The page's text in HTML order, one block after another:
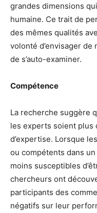
grandes dimensions
humaine. Ce trait de
des mêmes qualités
volonté d’envisager
de s’auto-examiner.
Compétence
La recherche suggère
les experts soient plus
d’expertise. Lorsque
ou compétents dans
moins susceptibles
chercheurs ont
participants des
négatifs sur leur